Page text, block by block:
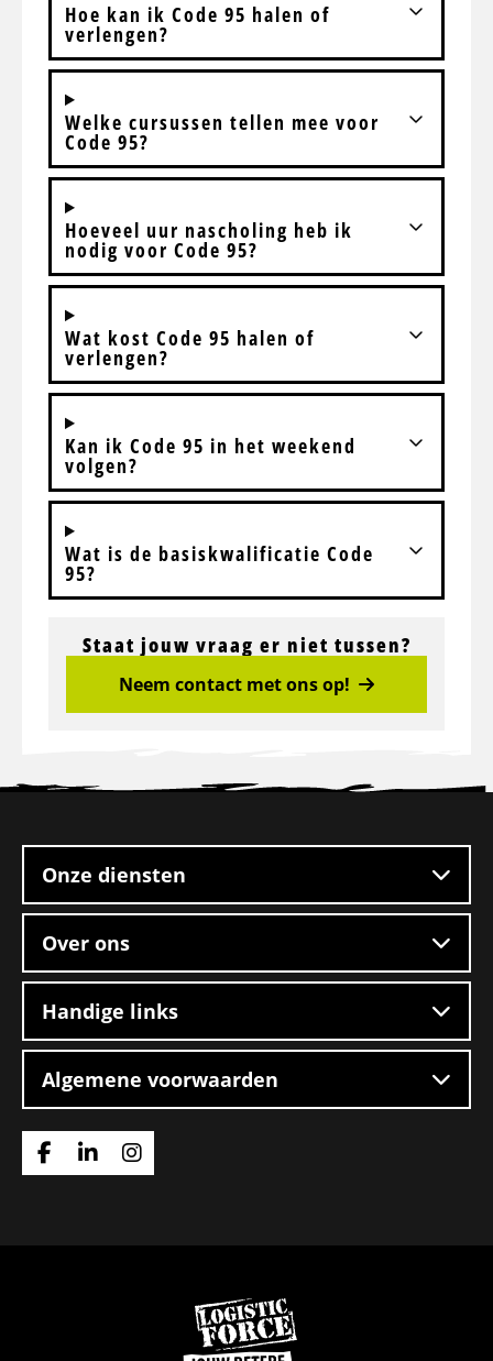
Hoe kan ik Code 95 halen of
verlengen?
Welke cursussen tellen mee voor
Code 95?
Hoeveel uur nascholing heb ik
nodig voor Code 95?
Wat kost Code 95 halen of
verlengen?
Kan ik Code 95 in het weekend
volgen?
Wat is de basiskwalificatie Code
95?
Staat jouw vraag er niet tussen?
Neem contact met ons op!
footer
Onze diensten
Over ons
Handige links
Algemene voorwaarden
Ga
Ga
Ga
Ga
naar